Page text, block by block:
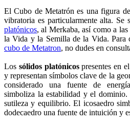
El Cubo de Metatrón es una figura
vibratoria es particularmente alta. Se
platónicos, al Merkaba, así como a
la Vida y la Semilla de la Vida. Para
cubo de Metatron, no dudes en
Los sólidos platónicospresentes en
y representan símbolos clave de la
considerado una fuente de
simboliza la estabilidad y el
sutileza y equilibrio. El icosaedro
dodecaedro una fuente de intuición y